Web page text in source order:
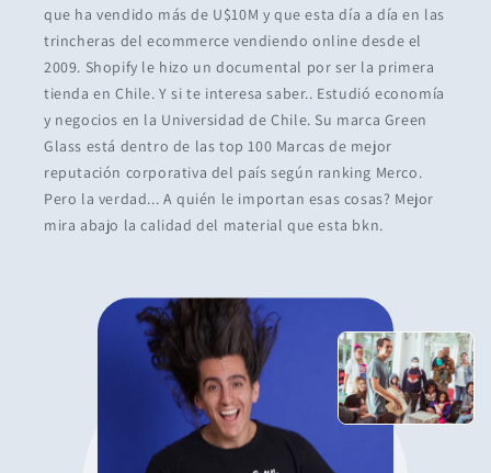
que ha vendido más de U$10M y que esta día a día en las
trincheras del ecommerce vendiendo online desde el
2009. Shopify le hizo un documental por ser la primera
tienda en Chile. Y si te interesa saber.. Estudió economía
y negocios en la Universidad de Chile. Su marca Green
Glass está dentro de las top 100 Marcas de mejor
reputación corporativa del país según ranking Merco.
Pero la verdad... A quién le importan esas cosas? Mejor
mira abajo la calidad del material que esta bkn.